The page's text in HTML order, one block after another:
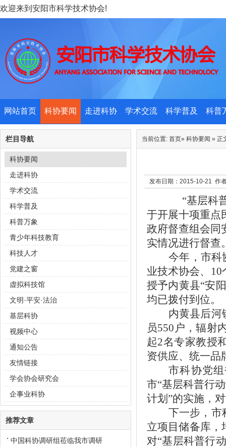
欢迎来到安阳市科学技术协会!
网站首页 科协要闻 走进科协 学术交流 科学普及 科普
栏目导航
科协要闻
走进科协
学术交流
科学普及
科普万象
青少年科技教育
科技人才
党建之窗
虚拟科技馆
文明·平安·法治
基层科协
视频中心
通知公告
友情链接
学会协会研究会
企事业科协
推荐文章
中国科协调研组莅临我市调研
当前位置: 首页» 科协要闻 » 正
发布日期：2015-10-21 作
“基层科
于开展十项重点
政府督查组会同
实情况进行督查
今年，市科
业技术协会、
授予内黄县“安
均已拨付到位。
内黄县后河
员550户，辐射
起2名专家教授
资供应、统一品
市科协党
市“基层科普行
计划”的实施，
下一步，市
立项目储备库，
对“基层科普行